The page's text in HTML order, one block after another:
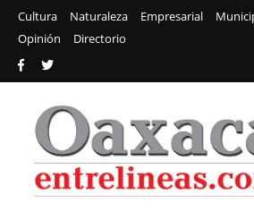
Cultura Naturaleza Empresarial
Opinión
Directorio